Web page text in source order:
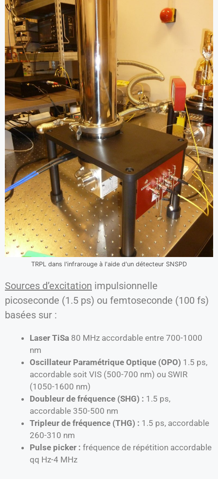
TRPL dans l'infrarouge à l'aide d'un détecteur SNSPD
Sources d’excitation impulsionnelle
picoseconde (1.5 ps) ou femtoseconde (100 fs)
basées sur :
Laser TiSa 80 MHz accordable entre 700-1000
nm
Oscillateur Paramétrique Optique (OPO) 1.5 ps,
accordable soit VIS (500-700 nm) ou SWIR
(1050-1600 nm)
Doubleur de fréquence (SHG) : 1.5 ps,
accordable 350-500 nm
Tripleur de fréquence (THG) : 1.5 ps, accordable
260-310 nm
Pulse picker : fréquence de répétition accordable
qq Hz-4 MHz